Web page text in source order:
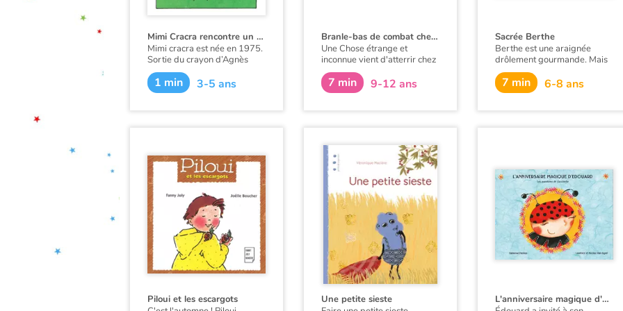
Mimi Cracra rencontre un papillon
Mimi cracra est née en 1975.
Sortie du crayon d’Agnès
Rosenstiehl pour le magazine
“Pomme d’api”, cette petite
fille aux joues roses et
1 min 3-5 ans
Branle-bas de combat chez les coccinelles
Une Chose étrange et
inconnue vient d'atterrir chez
les coccinelles... D'abord
curieuses, bientôt inquiètes et
finalement terrorisées, c'est le
7 min 9-12 ans
Sacrée Berthe
Berthe est une araignée
drôlement gourmande. Mais
quand arrive le moment de
tisser, Berthe est
complètement désemparée.
7 min 6-8 ans
Piloui et les escargots
Une petite sieste
L'anniversaire magique d'Édouard